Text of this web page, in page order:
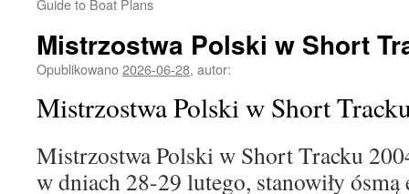
Guide to Boat Plans
Mistrzostwa Polski w Short
Opublikowano2026-06-28, autor:
Mistrzostwa Polski w Short
Mistrzostwa Polski w Short Tracku
w dniach 28-29 lutego, stanowiły ósmą